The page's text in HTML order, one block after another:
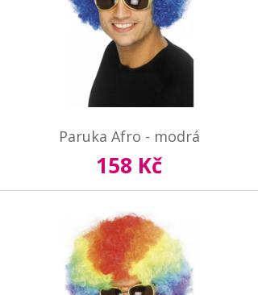
Paruka Afro - modrá
158 Kč